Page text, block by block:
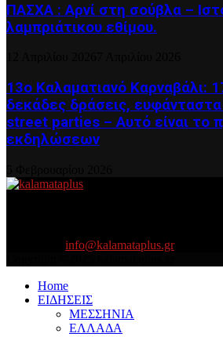
ΠΑΣΧΑ : Αρνί στη σούβλα –
λαμπριάτικου εθίμου.
13ο Καλαματιανό Καρναβάλι:
δεκάδες δράσεις,
street parties – Αυτό είναι το
εκδηλώσεων
info@kalamataplus.gr
Home
ΕΙΔΗΣΕΙΣ
ΜΕΣΣΗΝΙΑ
ΕΛΛΑΔΑ